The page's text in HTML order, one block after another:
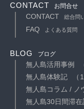
CONTACT お問合せ
CONTACT 総合問
FAQ よくある質問
BLOG ブログ
無人島活用事例
無人島体験記
（
無人島コラム / ノ
無人島30日間滞在